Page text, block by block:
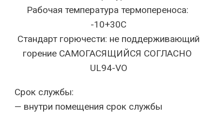
Рабочая температура термопереноса:
-10+30C
Стандарт горючести: не поддерживающий
горение САМОГАСЯЩИЙСЯ СОГЛАСНО
UL94-VO
Срок службы:
— внутри помещения срок службы